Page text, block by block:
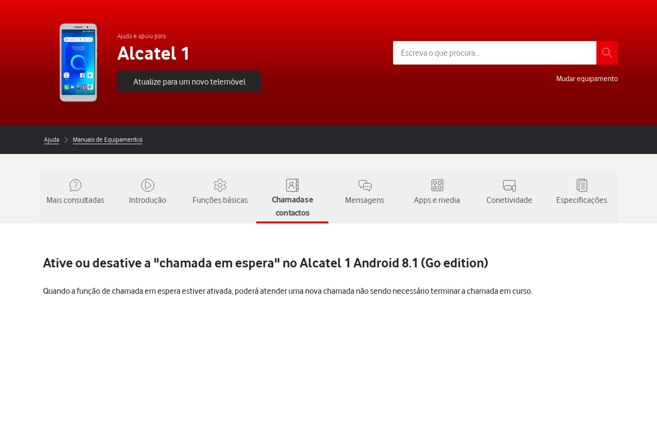
Ajuda e apoio para
Alcatel 1
Atualize para um novo telemóvel Mudar equipamento
Ajuda Manuais de Equipamentos
Mais consultadas Introdução Funções básicas
Chamadas e
contactos
Mensagens Apps e media Conetividade Especificações
Ative ou desative a "chamada em espera" no Alcatel 1 Android 8.1 (Go edition)
Quando a função de chamada em espera estiver ativada, poderá atender uma nova chamada não sendo necessário terminar a chamada em curso.